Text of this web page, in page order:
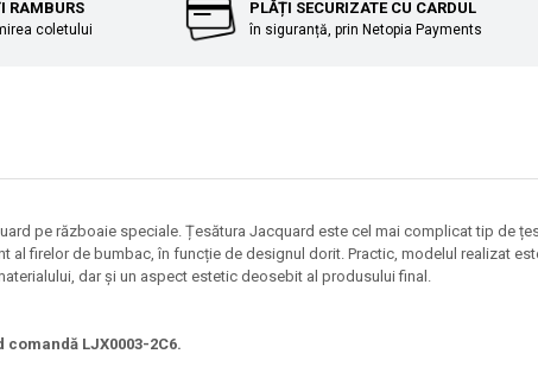
RAMBURS
coletului
PLĂȚI SECURIZATE CU CARDUL
în siguranță, prin Netopia Payments
pe războaie speciale. Țesătura Jacquard este cel mai complicat tip de
al firelor de bumbac, în funcție de designul dorit. Practic, modelul realizat
dar și un aspect estetic deosebit al produsului final.
LJX0003-2C6.